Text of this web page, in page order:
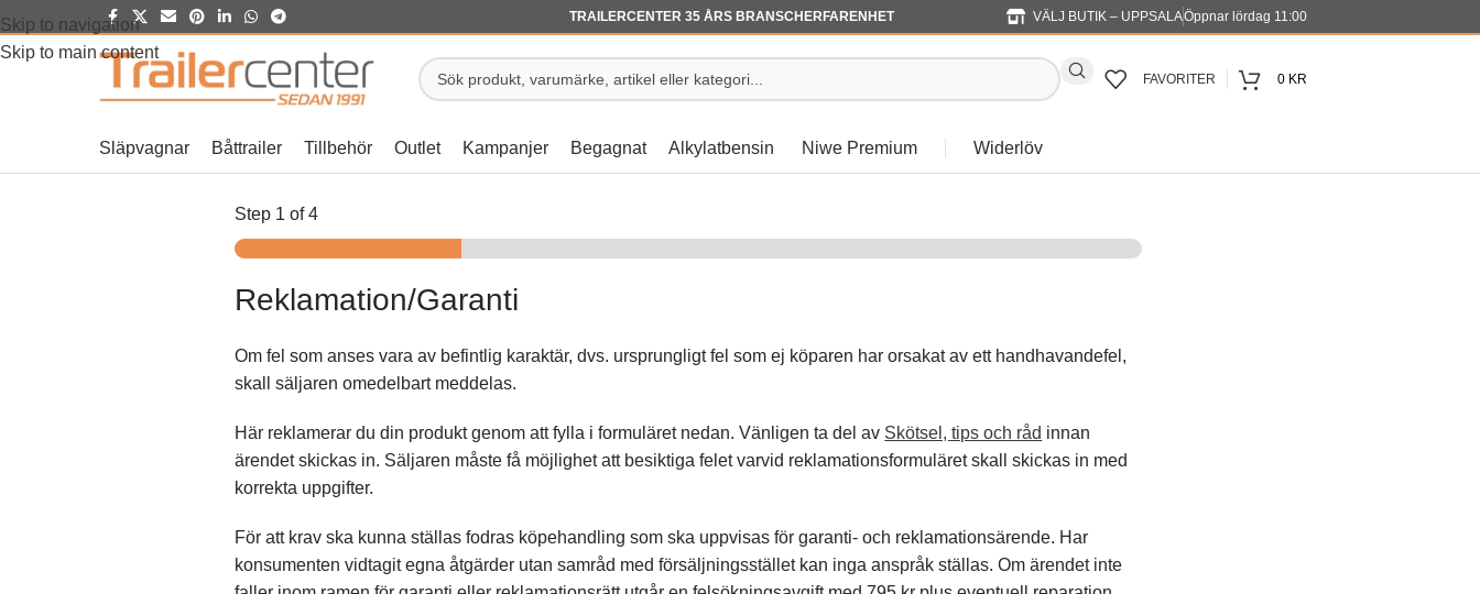
Skip to navigation
Skip to main content
TRAILERCENTER 35 ÅRS BRANSCHERFARENHET VÄLJ BUTIK – UPPSALAÖppnar lördag 11:00
FAVORITER 0 KR
Släpvagnar Båttrailer Tillbehör Outlet Kampanjer Begagnat Alkylatbensin Niwe Premium Widerlöv
Step 1 of 4
Reklamation/Garanti
Om fel som anses vara av befintlig karaktär, dvs. ursprungligt fel som ej köparen har orsakat av ett handhavandefel,
skall säljaren omedelbart meddelas.
Här reklamerar du din produkt genom att fylla i formuläret nedan. Vänligen ta del av Skötsel, tips och råd innan
ärendet skickas in. Säljaren måste få möjlighet att besiktiga felet varvid reklamationsformuläret skall skickas in med
korrekta uppgifter.
För att krav ska kunna ställas fodras köpehandling som ska uppvisas för garanti- och reklamationsärende. Har
konsumenten vidtagit egna åtgärder utan samråd med försäljningsstället kan inga anspråk ställas. Om ärendet inte